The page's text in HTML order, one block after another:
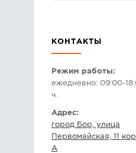
КОНТАКТЫ
Режим работы:
ежедневно: 09:00-
ч.
Адрес:
город Бор, улица
Первомайская, 11
А